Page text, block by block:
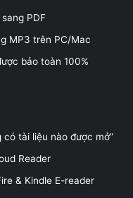
PDF
MP3 trên PC/Mac
bảo toàn 100%
có tài liệu nào được mở”
Reader
& Kindle E-reader